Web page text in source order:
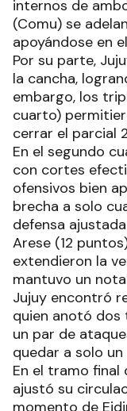
internos de
(Comu) se
apoyándose en
Por su parte,
la cancha,
embargo, los
cuarto)
cerrar el parcial
En el segundo
con cortes
ofensivos bien
brecha a solo
defensa
Arese (12
extendieron la
mantuvo un
Jujuy encontró
quien anotó dos
un par de
quedar a solo
En el tramo final
ajustó su
momento de